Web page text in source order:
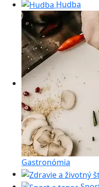
Hudba
Gastronómia